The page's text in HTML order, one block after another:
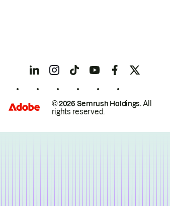
© 2026 Semrush Holdings.All
rights reserved.